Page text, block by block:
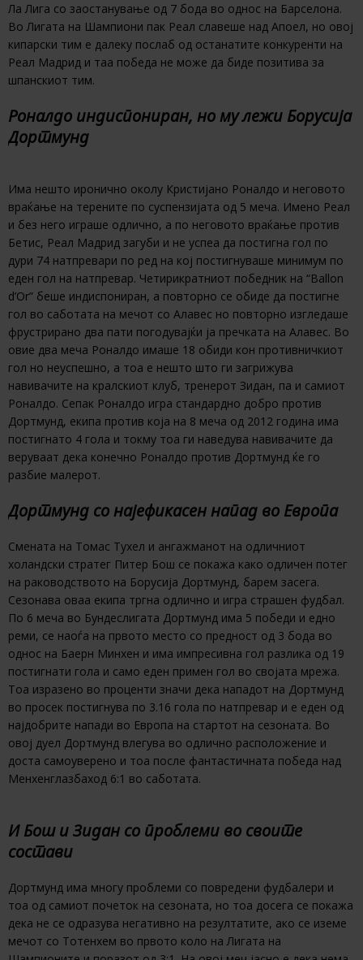
Ла Лига со заостанување од 7 бода во однос на Барселона.
Во Лигата на Шампиони пак Реал славеше над Апоел, но овој
кипарски тим е далеку послаб од останатите конкуренти на
Реал Мадрид и таа победа не може да биде позитива за
шпанскиот тим.
Роналдо индиспониран, но му лежи Борусија
Дортмунд
Има нешто иронично околу Кристијано Роналдо и неговото
враќање на терените по суспензијата од 5 меча. Имено Реал
и без него играше одлично, а по неговото враќање против
Бетис, Реал Мадрид загуби и не успеа да постигна гол по
дури 74 натпревари по ред на кој постигнуваше минимум по
еден гол на натпревар. Четирикратниот победник на “Ballon
d’Or” беше индиспониран, а повторно се обиде да постигне
гол во саботата на мечот со Алавес но повторно изгледаше
фрустрирано два пати погодувајќи ја пречката на Алавес. Во
овие два меча Роналдо имаше 18 обиди кон противничкиот
гол но неуспешно, а тоа е нешто што ги загрижува
навивачите на кралскиот клуб, тренерот Зидан, па и самиот
Роналдо. Сепак Роналдо игра стандардно добро против
Дортмунд, екипа против која на 8 меча од 2012 година има
постигнато 4 гола и токму тоа ги наведува навивачите да
веруваат дека конечно Роналдо против Дортмунд ќе го
разбие малерот.
Дортмунд со најефикасен напад во Европа
Смената на Томас Тухел и ангажманот на одличниот
холандски стратег Питер Бош се покажа како одличен потег
на раководството на Борусија Дортмунд, барем засега.
Сезонава оваа екипа тргна одлично и игра страшен фудбал.
По 6 меча во Бундеслигата Дортмунд има 5 победи и едно
реми, се наоѓа на првото место со предност од 3 бода во
однос на Баерн Минхен и има импресивна гол разлика од 19
постигнати гола и само еден примен гол во својата мрежа.
Тоа изразено во проценти значи дека нападот на Дортмунд
во просек постигнува по 3.16 гола по натпревар и е еден од
најдобрите напади во Европа на стартот на сезоната. Во
овој дуел Дортмунд влегува во одлично расположение и
доста самоуверено и тоа после фантастичната победа над
Менхенглазбаход 6:1 во саботата.
И Бош и Зидан со проблеми во своите
состави
Дортмунд има многу проблеми со повредени фудбалери и
тоа од самиот почеток на сезоната, но тоа досега се покажа
дека не се одразува негативно на резултатите, ако се иземе
мечот со Тотенхем во првото коло на Лигата на